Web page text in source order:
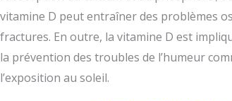
vitamine D peut entraîner des problèmes
fractures. En outre, la vitamine D est
la prévention des troubles de l’humeur
l’exposition au soleil.